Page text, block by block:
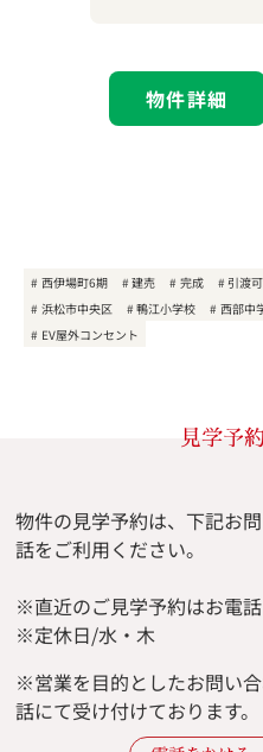
物件詳細
西伊場町6期 建売 完成 引渡
浜松市中央区
鴨江小学校 西部中
EV屋外コンセント
見学予
物件の見学予約は、下記お
話をご利用ください。
※直近のご見学予約はお電
※定休日/水・木
※営業を目的としたお問い
話にて受け付けております。